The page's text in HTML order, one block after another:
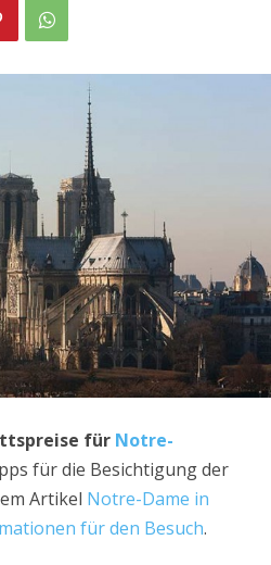
für Notre-
für die Besichtigung der
Artikel Notre-Dame in
für den Besuch.